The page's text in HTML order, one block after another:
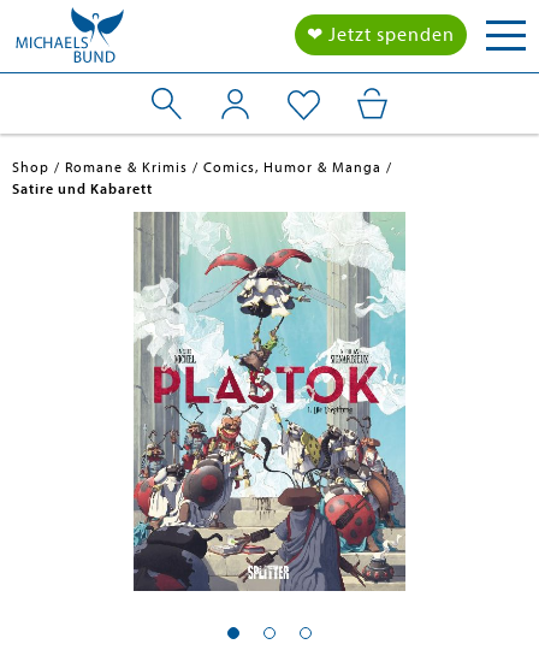
❤ Jetzt spenden
Shop Romane & Krimis
Comics, Humor & Manga
Satire und Kabarett